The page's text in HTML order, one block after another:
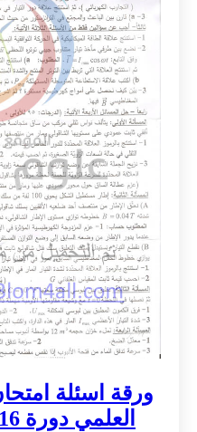
ورقة اسئلة امتحان
العلمي دورة 2016 الدورة الاولى